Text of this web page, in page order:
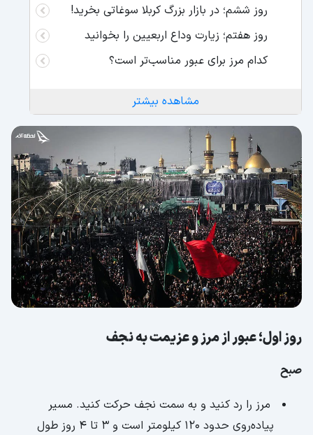
روز ششم؛ در بازار بزرگ کربلا سوغاتی بخرید!
روز هفتم؛ زیارت وداع اربعیین را بخوانید
کدام مرز برای عبور مناسب‌تر است؟
مشاهده بیشتر
روز اول؛ عبور از مرز و عزیمت به نجف
صبح
مرز را رد کنید و به سمت نجف حرکت کنید. مسیر
پیاده‌روی حدود 120 کیلومتر است و 3 تا 4 روز طول